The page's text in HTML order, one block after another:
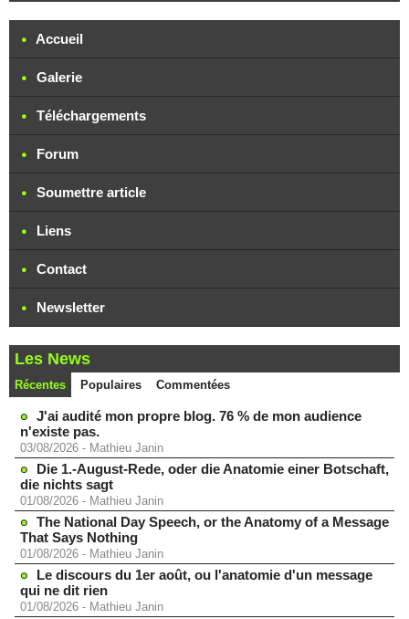
Accueil
Galerie
Téléchargements
Forum
Soumettre article
Liens
Contact
Newsletter
Les News
Récentes Populaires Commentées
J'ai audité mon propre blog. 76 % de mon audience
n'existe pas.
03/08/2026 - Mathieu Janin
Die 1.-August-Rede, oder die Anatomie einer Botschaft,
die nichts sagt
01/08/2026 - Mathieu Janin
The National Day Speech, or the Anatomy of a Message
That Says Nothing
01/08/2026 - Mathieu Janin
Le discours du 1er août, ou l'anatomie d'un message
qui ne dit rien
01/08/2026 - Mathieu Janin